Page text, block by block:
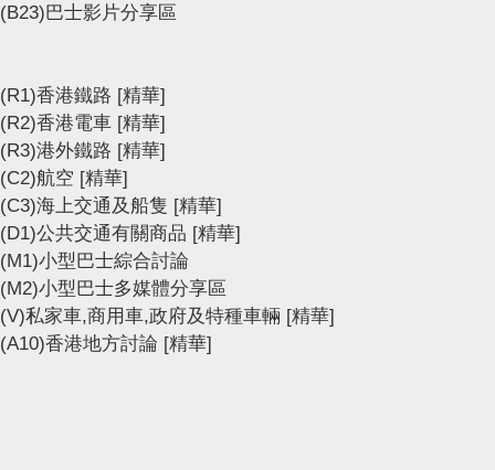
(B23)巴士影片分享區
(R1)香港鐵路 [精華]
(R2)香港電車 [精華]
(R3)港外鐵路 [精華]
(C2)航空 [精華]
(C3)海上交通及船隻 [精華]
(D1)公共交通有關商品 [精華]
(M1)小型巴士綜合討論
(M2)小型巴士多媒體分享區
(V)私家車,商用車,政府及特種車輛 [精華]
(A10)香港地方討論 [精華]